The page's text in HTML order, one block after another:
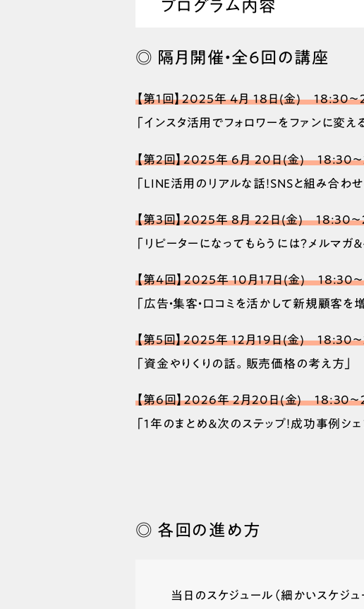
プログラム内容
◎ 隔月開催・全6回の講座
【第1回】2025年 4月 18日(金) 18:30
「インスタ活用でフォロワーをファンに変え
【第2回】2025年 6月 20日(金) 18:30
「LINE活用のリアルな話！SNSと組み合わ
【第3回】2025年 8月 22日(金) 18:30
「リピーターになってもらうには？メルマガ
【第4回】2025年 10月17日(金) 18:30
「広告・集客・口コミを活かして新規顧客を増
【第5回】2025年 12月19日(金) 18:30
「資金やりくりの話。販売価格の考え方」
【第6回】2026年 2月20日(金) 18:30
「1年のまとめ＆次のステップ！成功事例シェ
◎ 各回の進め方
当日のスケジュール（細かいスケジ